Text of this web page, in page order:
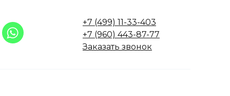
+7 (499) 11-33-403
+7 (960) 443-87-77
Заказать звонок